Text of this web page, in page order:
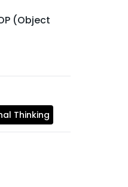
(Object
Thinking